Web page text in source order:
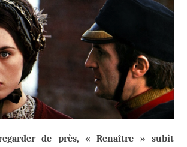
de près, « Renaître » subit